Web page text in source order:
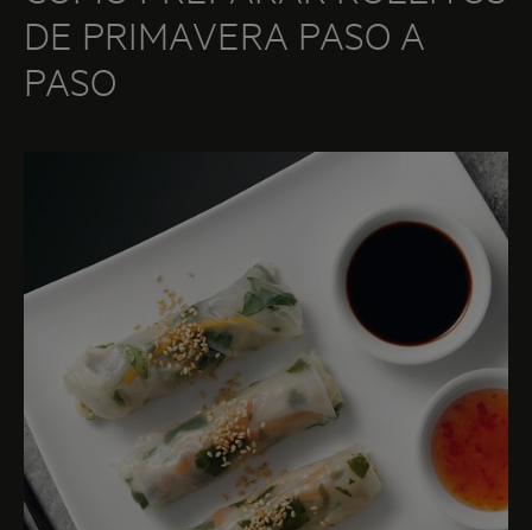
INGREDIENTES
1/2 zanahoria
50 gr de brotes de bambú
50 g de fideos de arroz
50 g de brotes de soja
1 cucharada de aceite de sésamo tostado
1/2 cucharadita de especia de Dajong
2 cucharaditas de harina de maíz
2 cucharadas de salsa de soja
2 cucharaditas de salsa de pescado
2 cucharaditas de Sambal Oelek
12 obleas de arroz
2 huevos batidos
DE PRIMAVERA PASO A
PASO